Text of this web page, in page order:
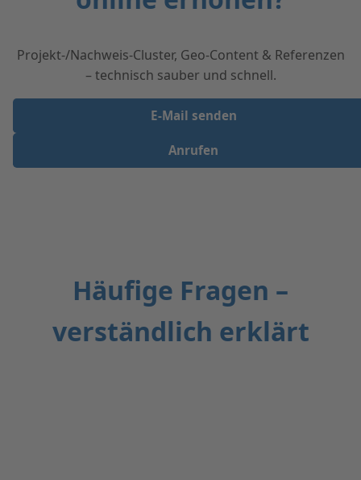
Projekt-/Nachweis-Cluster, Geo-Content & Referenzen
– technisch sauber und schnell.
E‑Mail senden
Anrufen
Häufige Fragen –
verständlich erklärt